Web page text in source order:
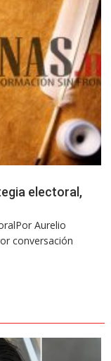
electoral,
Aurelio
conversación